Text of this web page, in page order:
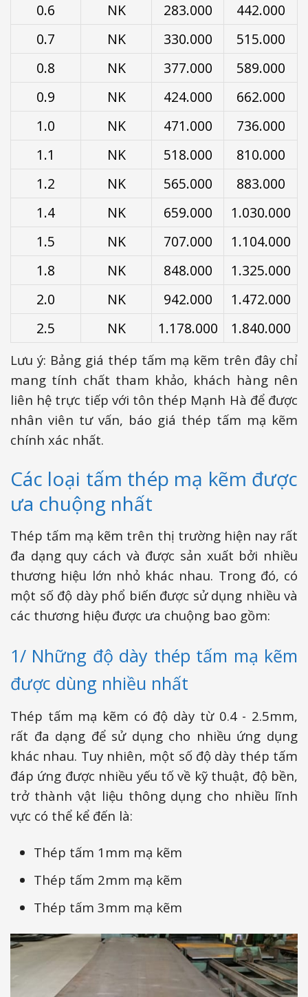
0.6
NK 283.000
442.000
0.7
NK 330.000
515.000
0.8
NK 377.000
589.000
0.9
NK 424.000
662.000
1.0
NK 471.000
736.000
1.1
NK 518.000
810.000
1.2
NK 565.000
883.000
1.4
NK 659.000
1.030.000
1.5
NK 707.000
1.104.000
1.8
NK 848.000
1.325.000
2.0
NK 942.000
1.472.000
2.5
NK 1.178.000 1.840.000
Lưu ý: Bảng giá thép tấm mạ kẽm trên đây chỉ
mang tính chất tham khảo, khách hàng nên
liên hệ trực tiếp với tôn thép Mạnh Hà để được
nhân viên tư vấn, báo giá thép tấm mạ kẽm
chính xác nhất.
Các loại tấm thép mạ kẽm được
ưa chuộng nhất
Thép tấm mạ kẽm trên thị trường hiện nay rất
đa dạng quy cách và được sản xuất bởi nhiều
thương hiệu lớn nhỏ khác nhau. Trong đó, có
một số độ dày phổ biến được sử dụng nhiều và
các thương hiệu được ưa chuộng bao gồm:
1/ Những độ dày thép tấm mạ kẽm
được dùng nhiều nhất
Thép tấm mạ kẽm có độ dày từ 0.4 - 2.5mm,
rất đa dạng để sử dụng cho nhiều ứng dụng
khác nhau. Tuy nhiên, một số độ dày thép tấm
đáp ứng được nhiều yếu tố về kỹ thuật, độ bền,
trở thành vật liệu thông dụng cho nhiều lĩnh
vực có thể kể đến là:
Thép tấm 1mm mạ kẽm
Thép tấm 2mm mạ kẽm
Thép tấm 3mm mạ kẽm